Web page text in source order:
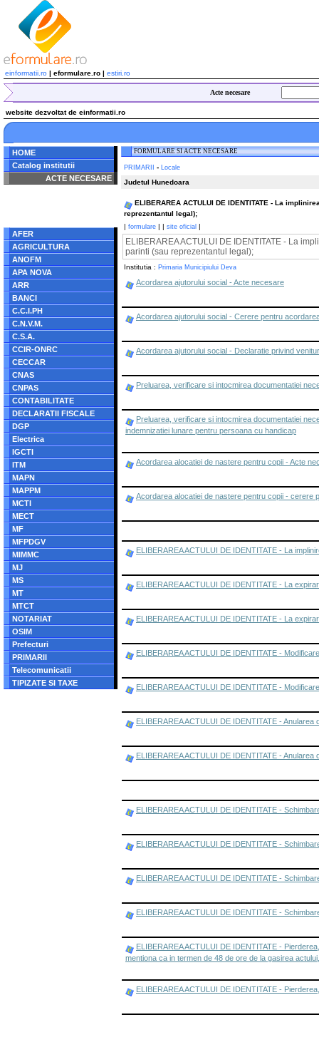
einformatii.ro | eformulare.ro | estiri.ro
Acte necesare
website dezvoltat de einformatii.ro
HOME
Catalog institutii
ACTE NECESARE
/home/eformulare.ro/public_html/navigare/stanga.php
AFER
AGRICULTURA
ANOFM
APA NOVA
ARR
BANCI
C.C.I.PH
C.N.V.M.
C.S.A.
CCIR-ONRC
CECCAR
CNAS
CNPAS
CONTABILITATE
DECLARATII FISCALE
DGP
Electrica
IGCTI
ITM
MAPN
MAPPM
MCTI
MECT
MF
MFPDGV
MIMMC
MJ
MS
MT
MTCT
NOTARIAT
OSIM
Prefecturi
PRIMARII
Telecomunicatii
TIPIZATE SI TAXE
FORMULARE SI ACTE NECESARE
PRIMARII - Locale
Judetul Hunedoara
ELIBERAREA ACTULUI DE IDENTITATE - La
reprezentantul legal);
| formulare | | site oficial |
ELIBERAREA ACTULUI DE IDENTITATE - La
parinti (sau reprezentantul legal);
Institutia : Primaria Municipiului Deva
Acordarea ajutorului social - Acte necesare
Acordarea ajutorului social - Cerere pentru
Acordarea ajutorului social - Declaratie privind
Preluarea, verificare si intocmirea documentatiei
Preluarea, verificare si intocmirea documentatiei
indemnizatiei lunare pentru persoana cu handicap
Acordarea alocatiei de nastere pentru copii - Acte
Acordarea alocatiei de nastere pentru copii - cerere
ELIBERAREA ACTULUI DE IDENTITATE - La
ELIBERAREA ACTULUI DE IDENTITATE - La
ELIBERAREA ACTULUI DE IDENTITATE - La
ELIBERAREA ACTULUI DE IDENTITATE -
ELIBERAREA ACTULUI DE IDENTITATE -
ELIBERAREA ACTULUI DE IDENTITATE -
ELIBERAREA ACTULUI DE IDENTITATE -
ELIBERAREA ACTULUI DE IDENTITATE -
ELIBERAREA ACTULUI DE IDENTITATE -
ELIBERAREA ACTULUI DE IDENTITATE -
ELIBERAREA ACTULUI DE IDENTITATE -
ELIBERAREA ACTULUI DE IDENTITATE -
mentiona ca in termen de 48 de ore de la gasirea
ELIBERAREA ACTULUI DE IDENTITATE -